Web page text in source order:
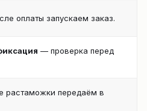
оплаты запускаем заказ.
— проверка перед
растаможки передаём в